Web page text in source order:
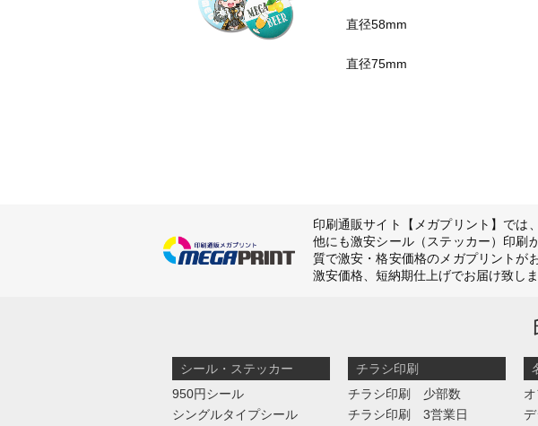
直径58mm
直径75mm
印刷通販サイト【メガプリント】では
他にも激安シール（ステッカー）印刷
質で激安・格安価格のメガプリントが
激安価格、短納期仕上げでお届け致し
シール・ステッカー
950円シール
シングルタイプシール
チラシ印刷
チラシ印刷 少部数
チラシ印刷 3営業日